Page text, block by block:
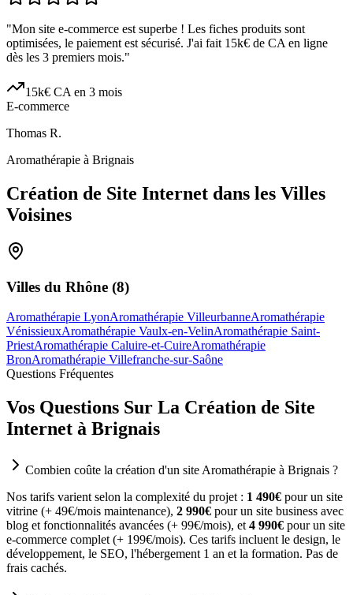
"Mon site e-commerce est superbe ! Les fiches produits sont
optimisées, le paiement est sécurisé. J'ai fait 15k€ de CA en ligne
dès les 3 premiers mois."
15k€ CA en 3 mois
E-commerce
Thomas R.
Aromathérapie à Brignais
Création de Site Internet dans les Villes
Voisines
Villes du Rhône (8)
Aromathérapie LyonAromathérapie VilleurbanneAromathérapie
VénissieuxAromathérapie Vaulx-en-VelinAromathérapie Saint-
PriestAromathérapie Caluire-et-CuireAromathérapie
BronAromathérapie Villefranche-sur-Saône
Questions Fréquentes
Vos Questions Sur La Création de Site
Internet à Brignais
Combien coûte la création d'un site Aromathérapie à Brignais ?
Nos tarifs varient selon la complexité du projet : 1 490€ pour un site
vitrine (+ 49€/mois maintenance), 2 990€ pour un site business avec
blog et fonctionnalités avancées (+ 99€/mois), et 4 990€ pour un site
e-commerce complet (+ 199€/mois). Ces tarifs incluent le design, le
développement, le SEO, l'hébergement 1 an et la formation. Pas de
frais cachés.